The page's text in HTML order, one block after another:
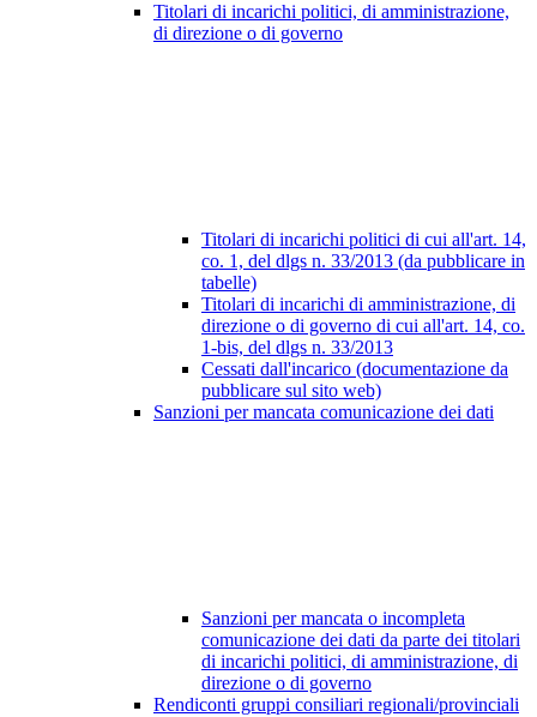
Titolari di incarichi politici, di amministrazione,
di direzione o di governo
Titolari di incarichi politici di cui all'art. 14,
co. 1, del dlgs n. 33/2013 (da pubblicare in
tabelle)
Titolari di incarichi di amministrazione, di
direzione o di governo di cui all'art. 14, co.
1-bis, del dlgs n. 33/2013
Cessati dall'incarico (documentazione da
pubblicare sul sito web)
Sanzioni per mancata comunicazione dei dati
Sanzioni per mancata o incompleta
comunicazione dei dati da parte dei titolari
di incarichi politici, di amministrazione, di
direzione o di governo
Rendiconti gruppi consiliari regionali/provinciali